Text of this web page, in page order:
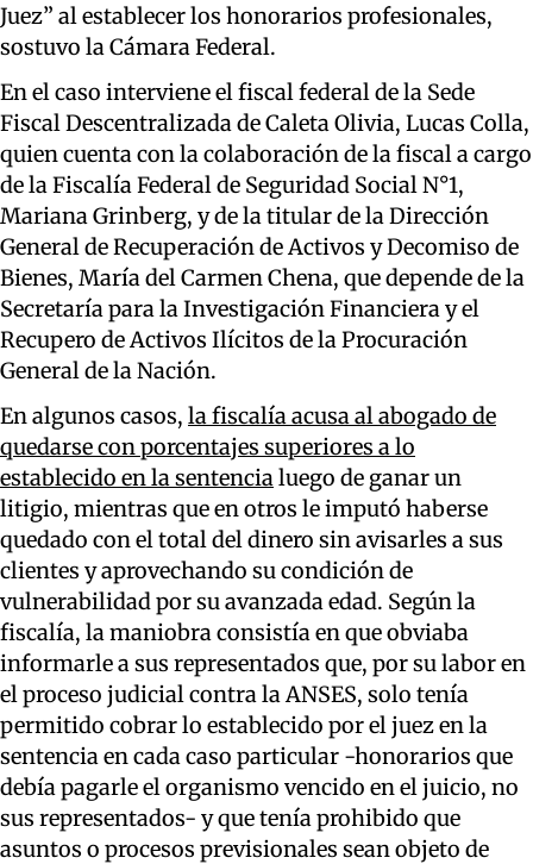
Juez” al establecer los honorarios profesionales,
sostuvo la Cámara Federal.
En el caso interviene el fiscal federal de la Sede
Fiscal Descentralizada de Caleta Olivia, Lucas Colla,
quien cuenta con la colaboración de la fiscal a cargo
de la Fiscalía Federal de Seguridad Social N°1,
Mariana Grinberg, y de la titular de la Dirección
General de Recuperación de Activos y Decomiso de
Bienes, María del Carmen Chena, que depende de la
Secretaría para la Investigación Financiera y el
Recupero de Activos Ilícitos de la Procuración
General de la Nación.
En algunos casos, la fiscalía acusa al abogado de
quedarse con porcentajes superiores a lo
establecido en la sentencialuego de ganar un
litigio, mientras que en otros le imputó haberse
quedado con el total del dinero sin avisarles a sus
clientes y aprovechando su condición de
vulnerabilidad por su avanzada edad. Según la
fiscalía, la maniobra consistía en que obviaba
informarle a sus representados que, por su labor en
el proceso judicial contra la ANSES, solo tenía
permitido cobrar lo establecido por el juez en la
sentencia en cada caso particular -honorarios que
debía pagarle el organismo vencido en el juicio, no
sus representados- y que tenía prohibido que
asuntos o procesos previsionales sean objeto de